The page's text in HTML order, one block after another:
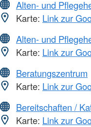
Alten- und
Karte: Link zur
Alten- und
Karte: Link zur
Beratungszentrum
Karte: Link zur
Bereitschaften /
Karte: Link zur